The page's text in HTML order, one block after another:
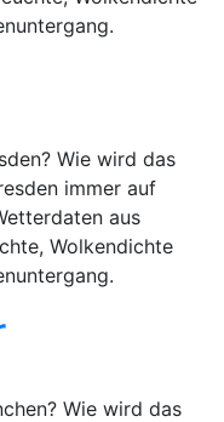
Wie wird das
immer auf
aus
Wolkendichte
Wie wird das